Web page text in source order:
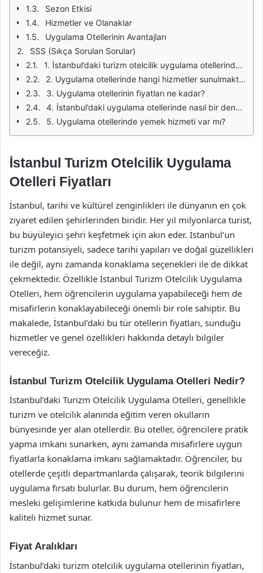
Sezon Etkisi
Hizmetler ve Olanaklar
Uygulama Otellerinin Avantajları
SSS (Sıkça Sorulan Sorular)
1. İstanbul’daki turizm otelcilik uygulama otellerinde konaklamak için önceden rezervasyon yapmam gerekli mi?
2. Uygulama otellerinde hangi hizmetler sunulmaktadır?
3. Uygulama otellerinin fiyatları ne kadar?
4. İstanbul’daki uygulama otellerinde nasıl bir deneyim yaşarım?
5. Uygulama otellerinde yemek hizmeti var mı?
İstanbul Turizm Otelcilik Uygulama
Otelleri Fiyatları
İstanbul, tarihi ve kültürel zenginlikleri ile dünyanın en çok
ziyaret edilen şehirlerinden biridir. Her yıl milyonlarca turist,
bu büyüleyici şehri keşfetmek için akın eder. İstanbul’un
turizm potansiyeli, sadece tarihi yapıları ve doğal güzellikleri
ile değil, aynı zamanda konaklama seçenekleri ile de dikkat
çekmektedir. Özellikle İstanbul Turizm Otelcilik Uygulama
Otelleri, hem öğrencilerin uygulama yapabileceği hem de
misafirlerin konaklayabileceği önemli bir role sahiptir. Bu
makalede, İstanbul’daki bu tür otellerin fiyatları, sunduğu
hizmetler ve genel özellikleri hakkında detaylı bilgiler
vereceğiz.
İstanbul Turizm Otelcilik Uygulama Otelleri Nedir?
İstanbul’daki Turizm Otelcilik Uygulama Otelleri, genellikle
turizm ve otelcilik alanında eğitim veren okulların
bünyesinde yer alan otellerdir. Bu oteller, öğrencilere pratik
yapma imkanı sunarken, aynı zamanda misafirlere uygun
fiyatlarla konaklama imkanı sağlamaktadır. Öğrenciler, bu
otellerde çeşitli departmanlarda çalışarak, teorik bilgilerini
uygulama fırsatı bulurlar. Bu durum, hem öğrencilerin
mesleki gelişimlerine katkıda bulunur hem de misafirlere
kaliteli hizmet sunar.
Fiyat Aralıkları
İstanbul’daki turizm otelcilik uygulama otellerinin fiyatları,